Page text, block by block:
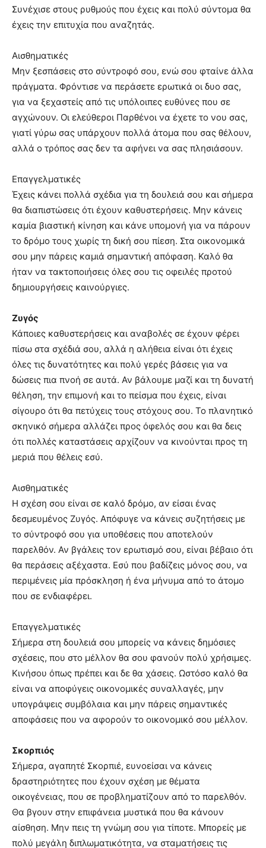
Συνέχισε στους ρυθμούς που έχεις και πολύ σύντομα θα
έχεις την επιτυχία που αναζητάς.
Αισθηματικές
Μην ξεσπάσεις στο σύντροφό σου, ενώ σου φταίνε άλλα
πράγματα. Φρόντισε να περάσετε ερωτικά οι δυο σας,
για να ξεχαστείς από τις υπόλοιπες ευθύνες που σε
αγχώνουν. Οι ελεύθεροι Παρθένοι να έχετε το νου σας,
γιατί γύρω σας υπάρχουν πολλά άτομα που σας θέλουν,
αλλά ο τρόπος σας δεν τα αφήνει να σας πλησιάσουν.
Επαγγελματικές
Έχεις κάνει πολλά σχέδια για τη δουλειά σου και σήμερα
θα διαπιστώσεις ότι έχουν καθυστερήσεις. Μην κάνεις
καμία βιαστική κίνηση και κάνε υπομονή για να πάρουν
το δρόμο τους χωρίς τη δική σου πίεση. Στα οικονομικά
σου μην πάρεις καμιά σημαντική απόφαση. Καλό θα
ήταν να τακτοποιήσεις όλες σου τις οφειλές προτού
δημιουργήσεις καινούργιες.
Ζυγός
Κάποιες καθυστερήσεις και αναβολές σε έχουν φέρει
πίσω στα σχέδιά σου, αλλά η αλήθεια είναι ότι έχεις
όλες τις δυνατότητες και πολύ γερές βάσεις για να
δώσεις πια πνοή σε αυτά. Αν βάλουμε μαζί και τη δυνατή
θέληση, την επιμονή και το πείσμα που έχεις, είναι
σίγουρο ότι θα πετύχεις τους στόχους σου. Το πλανητικό
σκηνικό σήμερα αλλάζει προς όφελός σου και θα δεις
ότι πολλές καταστάσεις αρχίζουν να κινούνται προς τη
μεριά που θέλεις εσύ.
Αισθηματικές
Η σχέση σου είναι σε καλό δρόμο, αν είσαι ένας
δεσμευμένος Ζυγός. Απόφυγε να κάνεις συζητήσεις με
το σύντροφό σου για υποθέσεις που αποτελούν
παρελθόν. Αν βγάλεις τον ερωτισμό σου, είναι βέβαιο ότι
θα περάσεις αξέχαστα. Εσύ που βαδίζεις μόνος σου, να
περιμένεις μία πρόσκληση ή ένα μήνυμα από το άτομο
που σε ενδιαφέρει.
Επαγγελματικές
Σήμερα στη δουλειά σου μπορείς να κάνεις δημόσιες
σχέσεις, που στο μέλλον θα σου φανούν πολύ χρήσιμες.
Κινήσου όπως πρέπει και δε θα χάσεις. Ωστόσο καλό θα
είναι να αποφύγεις οικονομικές συναλλαγές, μην
υπογράψεις συμβόλαια και μην πάρεις σημαντικές
αποφάσεις που να αφορούν το οικονομικό σου μέλλον.
Σκορπιός
Σήμερα, αγαπητέ Σκορπιέ, ευνοείσαι να κάνεις
δραστηριότητες που έχουν σχέση με θέματα
οικογένειας, που σε προβληματίζουν από το παρελθόν.
Θα βγουν στην επιφάνεια μυστικά που θα κάνουν
αίσθηση. Μην πεις τη γνώμη σου για τίποτε. Μπορείς με
πολύ μεγάλη διπλωματικότητα, να σταματήσεις τις